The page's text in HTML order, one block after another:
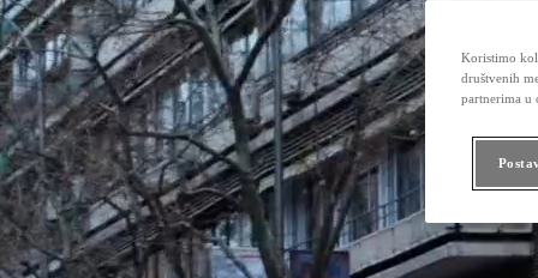
Koristimo
društvenih
partnerima u